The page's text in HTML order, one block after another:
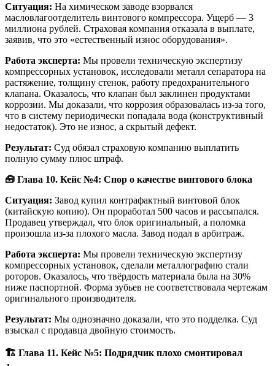
Ситуация: На химическом заводе взорвался
масловлагоотделитель винтового компрессора. Ущерб — 3
миллиона рублей. Страховая компания отказала в выплате,
заявив, что это «естественный износ оборудования».
Работа эксперта: Мы провели техническую экспертизу
компрессорных установок, исследовали металл сепаратора на
растяжение, толщину стенок, работу предохранительного
клапана. Оказалось, что клапан был заклинен продуктами
коррозии. Мы доказали, что коррозия образовалась из-за того,
что в систему периодически попадала вода (конструктивный
недостаток). Это не износ, а скрытый дефект.
Результат: Суд обязал страховую компанию выплатить
полную сумму плюс штраф.
🧰 Глава 10. Кейс №4: Спор о качестве винтового блока
Ситуация: Завод купил контрафактный винтовой блок
(китайскую копию). Он проработал 500 часов и рассыпался.
Продавец утверждал, что блок оригинальный, а поломка
произошла из-за плохого масла. Завод подал в арбитраж.
Работа эксперта: Мы провели техническую экспертизу
компрессорных установок, сделали металлографию стали
роторов. Оказалось, что твёрдость материала была на 30%
ниже паспортной. Форма зубьев не соответствовала чертежам
оригинального производителя.
Результат: Мы однозначно доказали, что это подделка. Суд
взыскал с продавца двойную стоимость.
🏗️ Глава 11. Кейс №5: Подрядчик плохо смонтировал